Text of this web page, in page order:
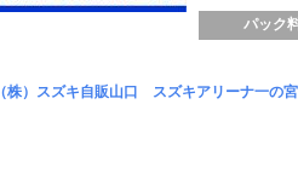
パック
（株）スズキ自販山口 スズキアリーナ一の